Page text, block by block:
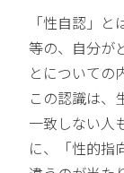
「性自認」
等の、自分が
とについての
この認識は、
一致しない人
に、「性的指